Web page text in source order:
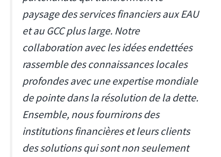
paysage des services financiers aux EAU
et au GCC plus large. Notre
collaboration avec les idées endettées
rassemble des connaissances locales
profondes avec une expertise mondiale
de pointe dans la résolution de la dette.
Ensemble, nous fournirons des
institutions financières et leurs clients
des solutions qui sont non seulement